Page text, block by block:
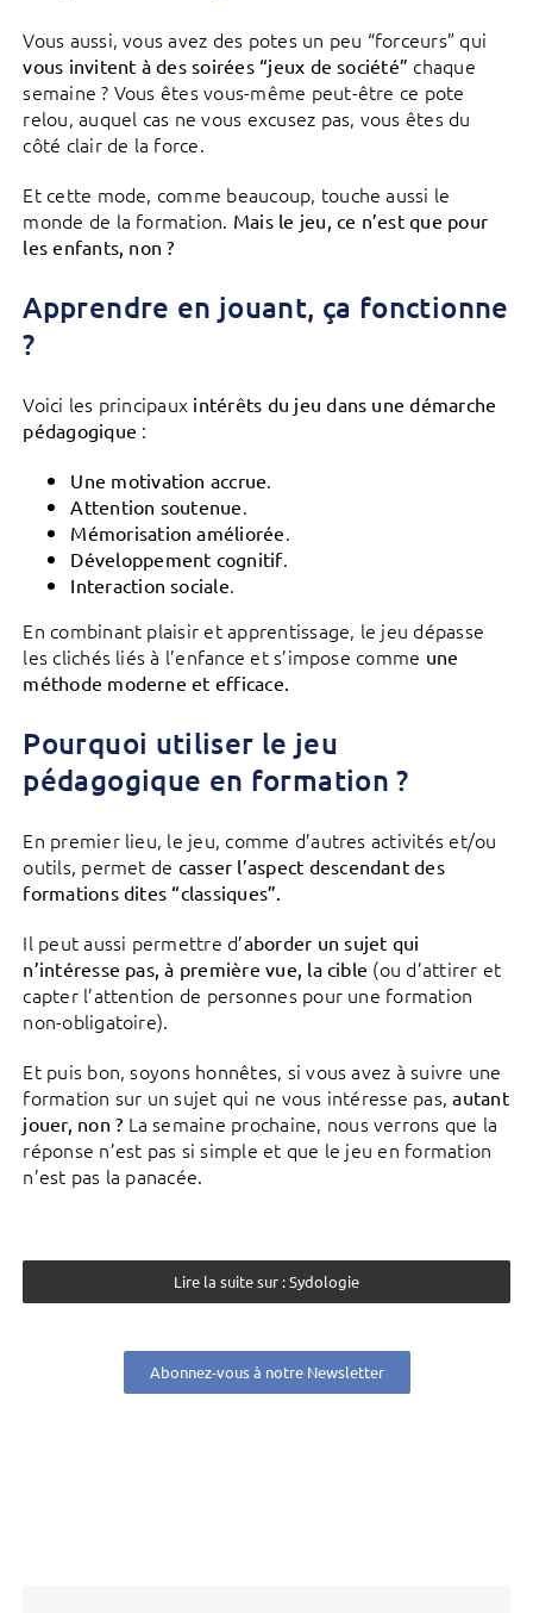
Vous aussi, vous avez des potes un peu “forceurs” qui
vous invitent à des soirées “jeux de société” chaque
semaine ? Vous êtes vous-même peut-être ce pote
relou, auquel cas ne vous excusez pas, vous êtes du
côté clair de la force.
Et cette mode, comme beaucoup, touche aussi le
monde de la formation. Mais le jeu, ce n’est que pour
les enfants, non ?
Apprendre en jouant, ça fonctionne
?
Voici les principaux intérêts du jeu dans une démarche
pédagogique :
Une motivation accrue.
Attention soutenue.
Mémorisation améliorée.
Développement cognitif.
Interaction sociale.
En combinant plaisir et apprentissage, le jeu dépasse
les clichés liés à l’enfance et s’impose comme une
méthode moderne et efficace.
Pourquoi utiliser le jeu
pédagogique en formation ?
En premier lieu, le jeu, comme d’autres activités et/ou
outils, permet de casser l’aspect descendant des
formations dites “classiques”.
Il peut aussi permettre d’aborder un sujet qui
n’intéresse pas, à première vue, la cible (ou d’attirer et
capter l’attention de personnes pour une formation
non-obligatoire).
Et puis bon, soyons honnêtes, si vous avez à suivre une
formation sur un sujet qui ne vous intéresse pas,autant
jouer, non ? La semaine prochaine, nous verrons que la
réponse n’est pas si simple et que le jeu en formation
n’est pas la panacée.
Lire la suite sur : Sydologie
Abonnez-vous à notre Newsletter